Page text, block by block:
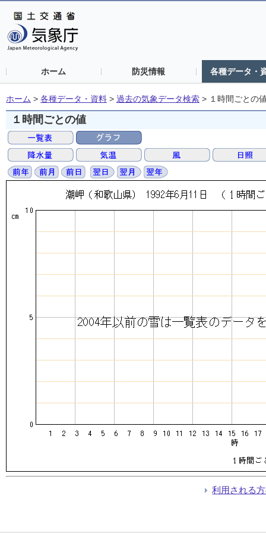
ホーム 防災情報 各種データ・
ホーム > 各種データ・資料 > 過去の気象データ検索 > １時間ごとの
１時間ごとの値
利用される